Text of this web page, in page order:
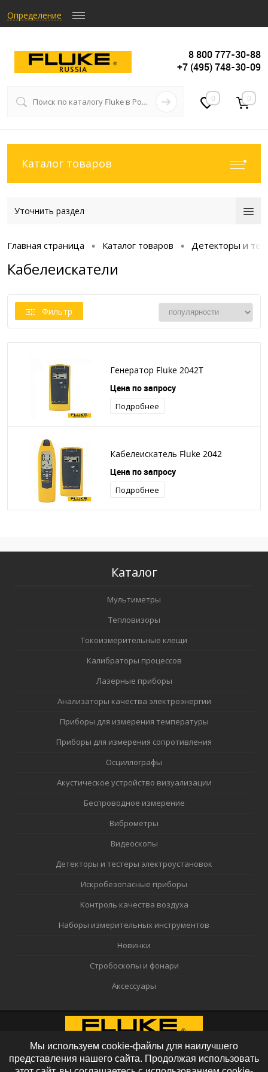
Определение
8 800 777-30-88
+7 (495) 748-30-09
0 0
Каталог товаров
Уточнить раздел
Главная страница • Каталог товаров • Детекторы и
Кабелеискатели
Фильтр
Генератор Fluke 2042T
Цена по запросу
Подробнее
Кабелеискатель Fluke 2042
Цена по запросу
Подробнее
Каталог
Мультиметры
Тепловизоры
Токоизмерительные клещи
Калибраторы процессов
Лазерные приборы
Анализаторы качества электроэнергии
Приборы для измерения температуры
Приборы для измерения сопротивления
Осциллографы
Акустическое устройство визуализации
Беспроводное измерение
Виброметры
Видеоскопы
Детекторы и тестеры электроустановок
Искробезопасные приборы
Контроль качества воздуха
Наборы измерительных инструментов
Новинки
Стробоскопы и фонари
Аксессуары
Мы используем cookie-файлы для наилучшего
представления нашего сайта. Продолжая использовать